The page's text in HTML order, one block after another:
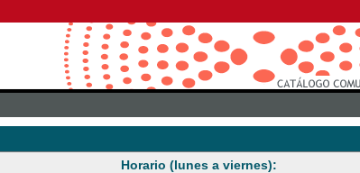
Horario (lunes a viernes):